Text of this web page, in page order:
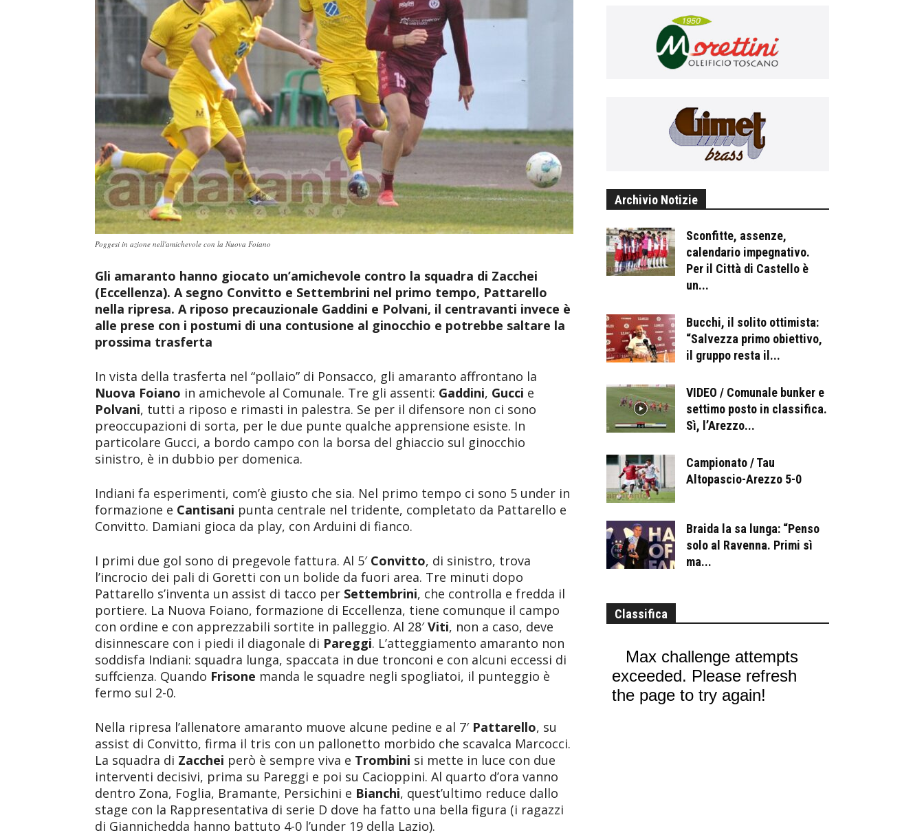
Poggesi in azione nell'amichevole con la Nuova Foiano
Gli amaranto hanno giocato un’amichevole contro la squadra di Zacchei
(Eccellenza). A segno Convitto e Settembrini nel primo tempo, Pattarello
nella ripresa. A riposo precauzionale Gaddini e Polvani, il centravanti invece è
alle prese con i postumi di una contusione al ginocchio e potrebbe saltare la
prossima trasferta
In vista della trasferta nel “pollaio” di Ponsacco, gli amaranto affrontano la
Nuova Foiano in amichevole al Comunale. Tre gli assenti: Gaddini, Gucci e
Polvani, tutti a riposo e rimasti in palestra. Se per il difensore non ci sono
preoccupazioni di sorta, per le due punte qualche apprensione esiste. In
particolare Gucci, a bordo campo con la borsa del ghiaccio sul ginocchio
sinistro, è in dubbio per domenica.
Indiani fa esperimenti, com’è giusto che sia. Nel primo tempo ci sono 5 under in
formazione e Cantisani punta centrale nel tridente, completato da Pattarello e
Convitto. Damiani gioca da play, con Arduini di fianco.
I primi due gol sono di pregevole fattura. Al 5′ Convitto, di sinistro, trova
l’incrocio dei pali di Goretti con un bolide da fuori area. Tre minuti dopo
Pattarello s’inventa un assist di tacco per Settembrini, che controlla e fredda il
portiere. La Nuova Foiano, formazione di Eccellenza, tiene comunque il campo
con ordine e con apprezzabili sortite in palleggio. Al 28′Viti, non a caso, deve
disinnescare con i piedi il diagonale di Pareggi. L’atteggiamento amaranto non
soddisfa Indiani: squadra lunga, spaccata in due tronconi e con alcuni eccessi di
suffcienza. Quando Frisone manda le squadre negli spogliatoi, il punteggio è
fermo sul 2-0.
Nella ripresa l’allenatore amaranto muove alcune pedine e al 7′ Pattarello, su
assist di Convitto, firma il tris con un pallonetto morbido che scavalca Marcocci.
La squadra di Zacchei però è sempre viva e Trombini si mette in luce con due
interventi decisivi, prima su Pareggi e poi su Cacioppini. Al quarto d’ora vanno
dentro Zona, Foglia, Bramante, Persichini e Bianchi, quest’ultimo reduce dallo
stage con la Rappresentativa di serie D dove ha fatto una bella figura (i ragazzi
di Giannichedda hanno battuto 4-0 l’under 19 della Lazio).
Archivio Notizie
Sconfitte, assenze,
calendario impegnativo.
Per il Città di Castello è
un...
Bucchi, il solito ottimista:
“Salvezza primo obiettivo,
il gruppo resta il...
VIDEO / Comunale bunker e
settimo posto in classifica.
Sì, l’Arezzo...
Campionato / Tau
Altopascio-Arezzo 5-0
Braida la sa lunga: “Penso
solo al Ravenna. Primi sì
ma...
Classifica